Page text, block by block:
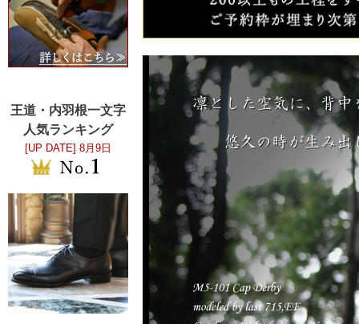
王道・内羽根一文字
人気ランキング
[UP DATE] 8月9日